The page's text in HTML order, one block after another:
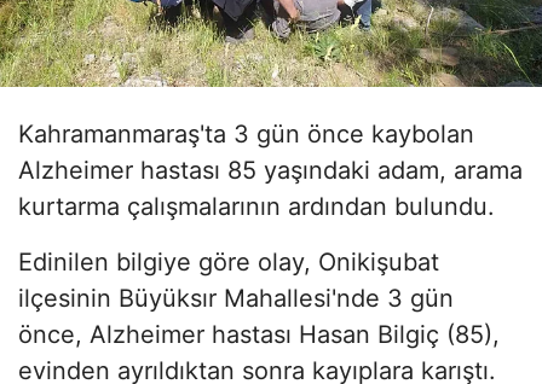
Kahramanmaraş'ta 3 gün önce kaybolan
Alzheimer hastası 85 yaşındaki adam, arama
kurtarma çalışmalarının ardından bulundu.
Edinilen bilgiye göre olay, Onikişubat
ilçesinin Büyüksır Mahallesi'nde 3 gün
önce, Alzheimer hastası Hasan Bilgiç (85),
evinden ayrıldıktan sonra kayıplara karıştı.